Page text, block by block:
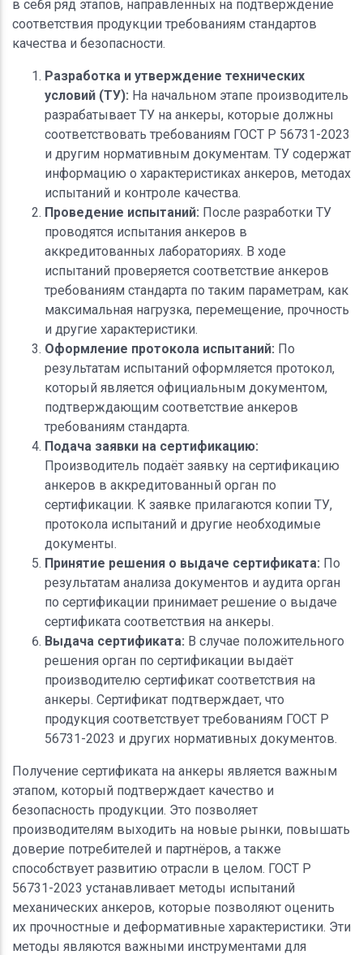
в себя ряд этапов, направленных на подтверждение
соответствия продукции требованиям стандартов
качества и безопасности.
Разработка и утверждение технических
условий (ТУ): На начальном этапе производитель
разрабатывает ТУ на анкеры, которые должны
соответствовать требованиям ГОСТ Р 56731-2023
и другим нормативным документам. ТУ содержат
информацию о характеристиках анкеров, методах
испытаний и контроле качества.
Проведение испытаний: После разработки ТУ
проводятся испытания анкеров в
аккредитованных лабораториях. В ходе
испытаний проверяется соответствие анкеров
требованиям стандарта по таким параметрам, как
максимальная нагрузка, перемещение, прочность
и другие характеристики.
Оформление протокола испытаний: По
результатам испытаний оформляется протокол,
который является официальным документом,
подтверждающим соответствие анкеров
требованиям стандарта.
Подача заявки на сертификацию:
Производитель подаёт заявку на сертификацию
анкеров в аккредитованный орган по
сертификации. К заявке прилагаются копии ТУ,
протокола испытаний и другие необходимые
документы.
Принятие решения о выдаче сертификата: По
результатам анализа документов и аудита орган
по сертификации принимает решение о выдаче
сертификата соответствия на анкеры.
Выдача сертификата: В случае положительного
решения орган по сертификации выдаёт
производителю сертификат соответствия на
анкеры. Сертификат подтверждает, что
продукция соответствует требованиям ГОСТ Р
56731-2023 и других нормативных документов.
Получение сертификата на анкеры является важным
этапом, который подтверждает качество и
безопасность продукции. Это позволяет
производителям выходить на новые рынки, повышать
доверие потребителей и партнёров, а также
способствует развитию отрасли в целом. ГОСТ Р
56731-2023 устанавливает методы испытаний
механических анкеров, которые позволяют оценить
их прочностные и деформативные характеристики. Эти
методы являются важными инструментами для